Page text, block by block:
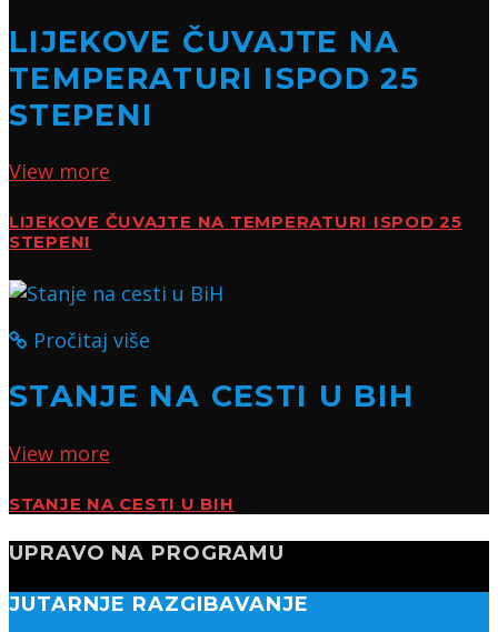
LIJEKOVE ČUVAJTE NA
TEMPERATURI ISPOD 25
STEPENI
View more
LIJEKOVE ČUVAJTE NA TEMPERATURI ISPOD 25
STEPENI
Pročitaj više
STANJE NA CESTI U BIH
View more
STANJE NA CESTI U BIH
UPRAVO NA PROGRAMU
JUTARNJE RAZGIBAVANJE